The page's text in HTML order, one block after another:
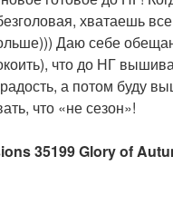
хватаешь
Даю себе
что до НГ
а потом буду
что «не сезон»!
35199 Glory of